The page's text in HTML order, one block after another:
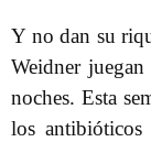
Y no dan su
Weidner
noches. Esta
los